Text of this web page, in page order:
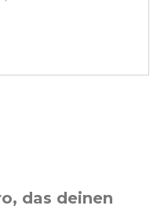
das deinen